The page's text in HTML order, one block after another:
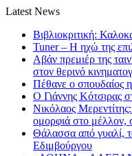
Latest News
Βιβλιοκριτική:
Tuner – Η ηχώ της
Αβάν πρεμιέρ της
στον θερινό
Πέθανε ο σπουδαίος
Ο Γιάννης Κότσιρας
Νικόλαος
ομορφιά στο μέλλον,
Θάλασσα από γυαλί,
Εδιμβούργου